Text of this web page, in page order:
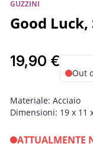
GUZZINI
Good
19,90 €
Out
Materiale: Acciaio
Dimensioni: 19 x 11
ATTUALMENTE